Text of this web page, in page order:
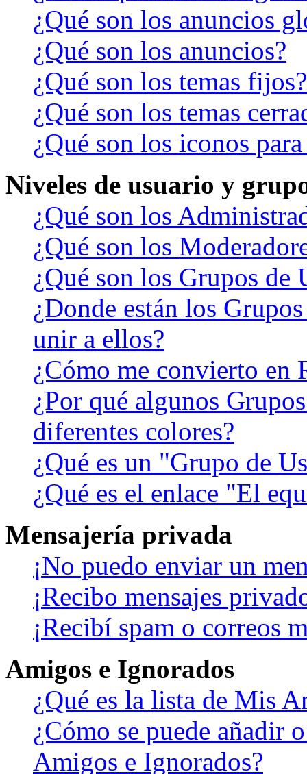
¿Qué son los anuncios
¿Qué son los anuncios?
¿Qué son los temas fijos?
¿Qué son los temas
¿Qué son los iconos
Niveles de usuario y
¿Qué son los
¿Qué son los
¿Qué son los Grupos de
¿Donde están los
unir a ellos?
¿Cómo me convierto en
¿Por qué algunos
diferentes colores?
¿Qué es un "Grupo de
¿Qué es el enlace "El
Mensajería privada
¡No puedo enviar un
¡Recibo mensajes
¡Recibí spam o correos
Amigos e Ignorados
¿Qué es la lista de Mis
¿Cómo se puede añadir
Amigos e Ignorados?